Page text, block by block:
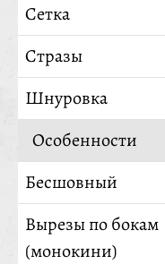
Сетка
Стразы
Шнуровка
Особенности
Бесшовный
Вырезы по бокам
(монокини)